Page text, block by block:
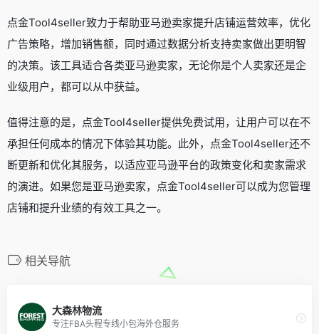
点金Tool4seller致力于帮助亚马逊卖家提升店铺运营效率，优化
广告策略，增加销售额，同时通过数据分析支持卖家做出更明智
的决策。该工具适合各类亚马逊卖家，无论你是个人卖家还是企
业级用户，都可以从中获益。
值得注意的是，点金Tool4seller提供免费试用，让用户可以在不
承担任何成本的情况下体验其功能。此外，点金Tool4seller还不
断更新和优化其服务，以适应亚马逊平台的政策变化和卖家需求
的演进。如果您是亚马逊卖家，点金Tool4seller可以成为您管理
店铺和提升业绩的有效工具之一。
相关导航
大森林物流
专注FBA头程专线小包海外仓服务